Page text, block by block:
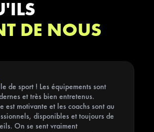
DE NOUS
de sport ! Les équipements sont
et très bien entretenus.
est motivante et les coachs sont au
disponibles et toujours de
On se sent vraiment